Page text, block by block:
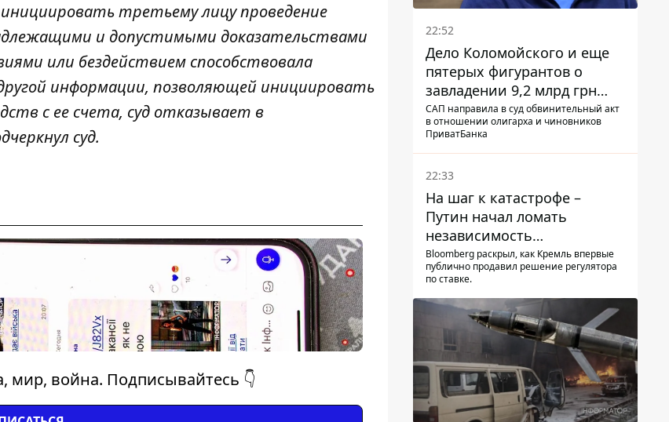
третьему лицу проведение
и допустимыми доказательствами
или бездействием способствовала
информации, позволяющей инициировать
с ее счета, суд отказывает в
суд.
мир, война. Подписывайтесь 👇
22:52
Дело Коломойского и еще
пятерых фигурантов о
завладении 9,2 млрд грн
ПриватБанка направили в
суд
САП направила в суд обвинительный акт
в отношении олигарха и чиновников
ПриватБанка
22:33
На шаг к катастрофе –
Путин начал ломать
независимость
собственного Центробанка,
заставив снизить базовую
Bloomberg раскрыл, как Кремль впервые
публично продавил решение регулятора
по ставке.